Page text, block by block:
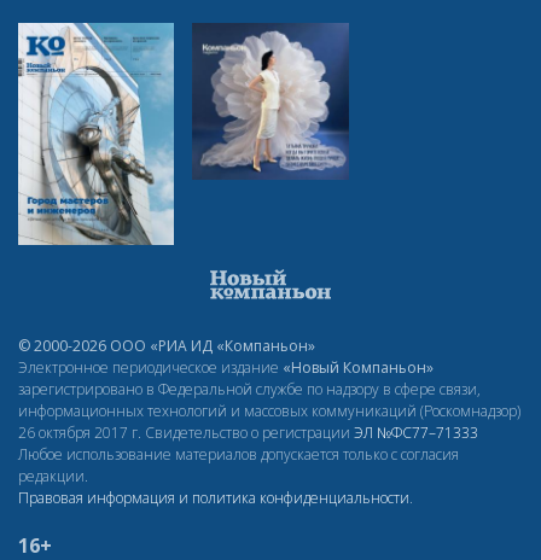
© 2000-2026 ООО «РИА ИД «Компаньон»
Электронное периодическое издание «Новый Компаньон»
зарегистрировано в Федеральной службе по надзору в сфере связи,
информационных технологий и массовых коммуникаций (Роскомнадзор)
26 октября 2017 г. Свидетельство о регистрации ЭЛ №ФС77–71333
Любое использование материалов допускается только с согласия
редакции.
Правовая информация и политика конфиденциальности.
16+